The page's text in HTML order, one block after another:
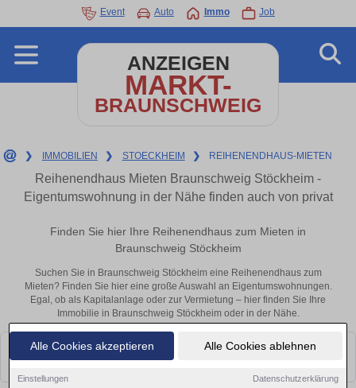
Alle Cookies akzeptieren Alle Cookies ablehnen
Einstellungen Datenschutzerklärung
Event Auto Immo Job
ANZEIGEN
MARKT-
BRAUNSCHWEIG
❯ IMMOBILIEN ❯ STOECKHEIM ❯ REIHENENDHAUS-MIETEN
Reihenendhaus Mieten Braunschweig Stöckheim -
Eigentumswohnung in der Nähe finden auch von privat
Finden Sie hier Ihre Reihenendhaus zum Mieten in
Braunschweig Stöckheim
Suchen Sie in Braunschweig Stöckheim eine Reihenendhaus zum
Mieten? Finden Sie hier eine große Auswahl an Eigentumswohnungen.
Egal, ob als Kapitalanlage oder zur Vermietung – hier finden Sie Ihre
Immobilie in Braunschweig Stöckheim oder in der Nähe.
Leider konnten wir derzeit keine passenden Objekte finden. Schauen Sie
bald wieder vorbei!